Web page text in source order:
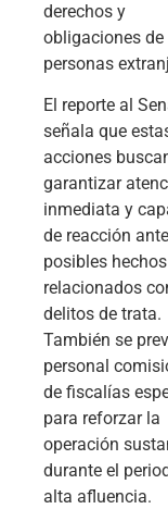
derechos y
obligaciones de
personas
El reporte al
señala que
acciones
garantizar
inmediata y
de reacción ante
posibles hechos
relacionados
delitos de trata.
También se
personal
de fiscalías
para reforzar la
operación
durante el
alta afluencia.